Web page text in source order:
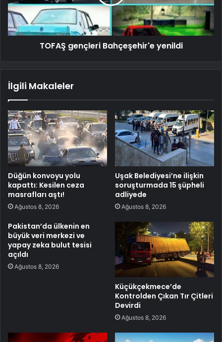
TOFAŞ gençleri Bahçeşehir'e yenildi
İlgili Makaleler
Düğün konvoyu yolu
kapattı: Kesilen ceza
masrafları aştı!
Ağustos 8, 2026
Uşak Belediyesi’ne ilişkin
soruşturmada 15 şüpheli
adliyede
Ağustos 8, 2026
Pakistan’da ülkenin en
büyük veri merkezi ve
yapay zeka bulut tesisi
açıldı
Ağustos 8, 2026
Küçükçekmece’de
Kontrolden Çıkan Tır Çitleri
Devirdi
Ağustos 8, 2026